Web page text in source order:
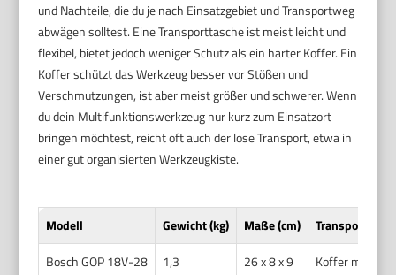
und Nachteile, die du je nach Einsatzgebiet und Transportweg
abwägen solltest. Eine Transporttasche ist meist leicht und
flexibel, bietet jedoch weniger Schutz als ein harter Koffer. Ein
Koffer schützt das Werkzeug besser vor Stößen und
Verschmutzungen, ist aber meist größer und schwerer. Wenn
du dein Multifunktionswerkzeug nur kurz zum Einsatzort
bringen möchtest, reicht oft auch der lose Transport, etwa in
einer gut organisierten Werkzeugkiste.
Modell Gewicht (kg) Maße (cm)
Bosch GOP 18V-28
1,3 26 x 8 x 9
Koffer mit